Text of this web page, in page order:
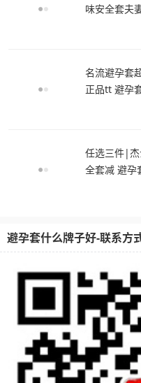
味安全套夫
名流避孕套
正品tt 避孕
任选三件|杰
全套减 避孕
避孕套什么牌子好-联系方